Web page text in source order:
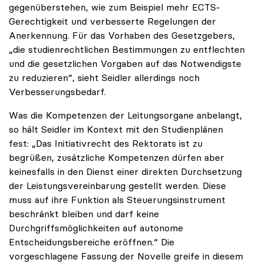
gegenüberstehen, wie zum Beispiel mehr ECTS-
Gerechtigkeit und verbesserte Regelungen der
Anerkennung. Für das Vorhaben des Gesetzgebers,
„die studienrechtlichen Bestimmungen zu entflechten
und die gesetzlichen Vorgaben auf das Notwendigste
zu reduzieren“, sieht Seidler allerdings noch
Verbesserungsbedarf.
Was die Kompetenzen der Leitungsorgane anbelangt,
so hält Seidler im Kontext mit den Studienplänen
fest: „Das Initiativrecht des Rektorats ist zu
begrüßen, zusätzliche Kompetenzen dürfen aber
keinesfalls in den Dienst einer direkten Durchsetzung
der Leistungsvereinbarung gestellt werden. Diese
muss auf ihre Funktion als Steuerungsinstrument
beschränkt bleiben und darf keine
Durchgriffsmöglichkeiten auf autonome
Entscheidungsbereiche eröffnen.“ Die
vorgeschlagene Fassung der Novelle greife in diesem